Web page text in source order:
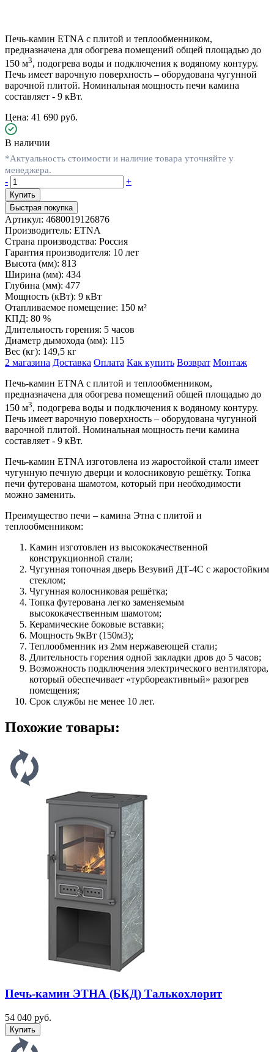
Печь-камин ETNA с плитой и теплообменником,
предназначена для обогрева помещений общей площадью до
150 м3, подогрева воды и подключения к водяному контуру.
Печь имеет варочную поверхность – оборудована чугунной
варочной плитой. Номинальная мощность печи камина
составляет - 9 кВт.
Цена: 41 690 руб.
В наличии
*Актуальность стоимости и наличие товара уточняйте у
менеджера.
-
+
Быстрая покупка
Артикул: 4680019126876
Производитель: ETNA
Страна производства: Россия
Гарантия производителя: 10 лет
Высота (мм): 813
Ширина (мм): 434
Глубина (мм): 477
Мощность (кВт): 9 кВт
Отапливаемое помещение: 150 м²
КПД: 80 %
Длительность горения: 5 часов
Диаметр дымохода (мм): 115
Вес (кг): 149,5 кг
2 магазина Доставка Оплата Как купить Возврат Монтаж
Печь-камин ETNA с плитой и теплообменником,
предназначена для обогрева помещений общей площадью до
150 м3, подогрева воды и подключения к водяному контуру.
Печь имеет варочную поверхность – оборудована чугунной
варочной плитой. Номинальная мощность печи камина
составляет - 9 кВт.
Печь-камин ETNA изготовлена из жаростойкой стали имеет
чугунную печную дверци и колосниковую решётку. Топка
печи футерована шамотом, который при необходимости
можно заменить.
Преимущество печи – камина Этна с плитой и
теплообменником:
Камин изготовлен из высококачественной
конструкционной стали;
Чугунная топочная дверь Везувий ДТ-4С с жаростойким
стеклом;
Чугунная колосниковая решётка;
Топка футерована легко заменяемым
высококачественным шамотом;
Керамические боковые вставки;
Мощность 9кВт (150м3);
Теплообменник из 2мм нержавеющей стали;
Длительность горения одной закладки дров до 5 часов;
Возможность подключения электрического вентилятора,
который обеспечивает «турбореактивный» разогрев
помещения;
Срок службы не менее 10 лет.
Похожие товары:
Печь-камин ЭТНА (БКД) Талькохлорит
54 040 руб.